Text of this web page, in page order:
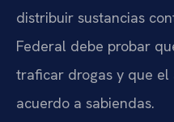
distribuir sustancias
Federal debe probar
traficar drogas y que el
acuerdo a sabiendas.